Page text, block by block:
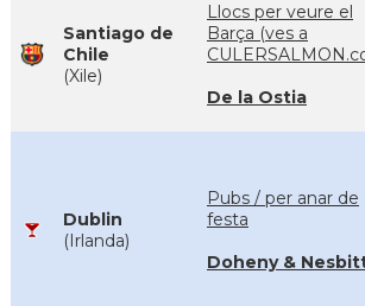
Santiago de
Chile
(Xile)
Llocs per veure el
Barça (ves a
De la Ostia
Dublin
(Irlanda)
Pubs / per anar de
festa
Doheny &